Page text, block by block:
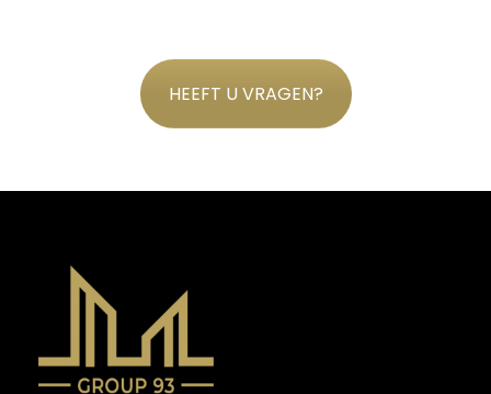
HEEFT U VRAGEN?